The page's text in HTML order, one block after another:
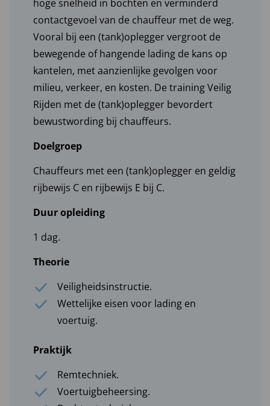
hoge snelheid in bochten en verminderd
contactgevoel van de chauffeur met de weg.
Vooral bij een (tank)oplegger vergroot de
bewegende of hangende lading de kans op
kantelen, met aanzienlijke gevolgen voor
milieu, verkeer, en kosten. De training Veilig
Rijden met de (tank)oplegger bevordert
bewustwording bij chauffeurs.
Doelgroep
Chauffeurs met een (tank)oplegger en geldig
rijbewijs C en rijbewijs E bij C.
Duur opleiding
1 dag.
Theorie
Veiligheidsinstructie.
Wettelijke eisen voor lading en
voertuig.
Praktijk
Remtechniek.
Voertuigbeheersing.